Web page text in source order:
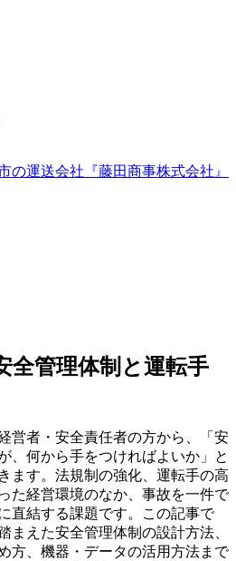
全管理体制と運転手
営者・安全責任者の方から、「安
、何から手をつければよいか」と
ます。法規制の強化、運転手の高
た経営環境のなか、事故を一件で
直結する課題です。この記事で
まえた安全管理体制の設計方法、
方、機器・データの活用方法まで